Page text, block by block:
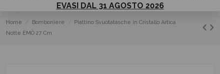
EVASI DAL 31 AGOSTO 2026
Home Bomboniere
Piattino Svuotatasche in Cristallo Artica
Notte EMÒ 27 Cm